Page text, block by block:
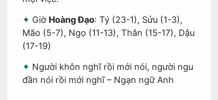
Giờ Hoàng Đạo: Tý (23-1), Sửu (1-3),
Mão (5-7), Ngọ (11-13), Thân (15-17), Dậu
(17-19)
Người khôn nghĩ rồi mới nói, người ngu
đần nói rồi mới nghĩ – Ngạn ngữ Anh